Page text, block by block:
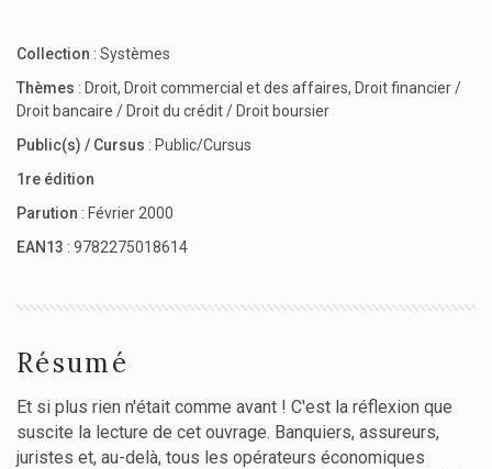
Collection : Systèmes
Thèmes : Droit, Droit commercial et des affaires, Droit financier /
Droit bancaire / Droit du crédit / Droit boursier
Public(s) / Cursus : Public/Cursus
1re édition
Parution : Février 2000
EAN13 : 9782275018614
Résumé
Et si plus rien n'était comme avant ! C'est la réflexion que
suscite la lecture de cet ouvrage. Banquiers, assureurs,
juristes et, au-delà, tous les opérateurs économiques